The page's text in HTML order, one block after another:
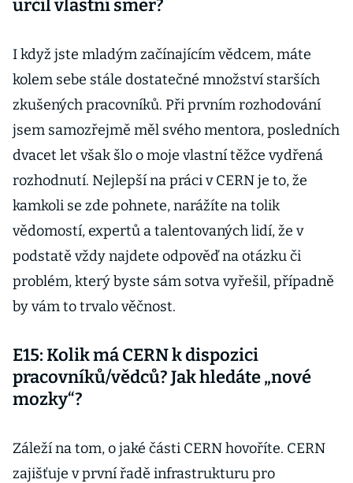
určil vlastní směr?
I když jste mladým začínajícím vědcem, máte
kolem sebe stále dostatečné množství starších
zkušených pracovníků. Při prvním rozhodování
jsem samozřejmě měl svého mentora, posledních
dvacet let však šlo o moje vlastní těžce vydřená
rozhodnutí. Nejlepší na práci v CERN je to, že
kamkoli se zde pohnete, narážíte na tolik
vědomostí, expertů a talentovaných lidí, že v
podstatě vždy najdete odpověď na otázku či
problém, který byste sám sotva vyřešil, případně
by vám to trvalo věčnost.
E15: Kolik má CERN k dispozici
pracovníků/vědců? Jak hledáte „nové
mozky“?
Záleží na tom, o jaké části CERN hovoříte. CERN
zajišťuje v první řadě infrastrukturu pro